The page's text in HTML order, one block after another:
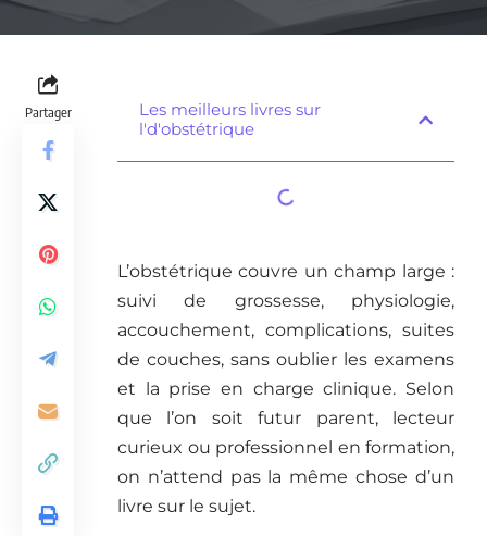
Partager
Les meilleurs livres sur
l'd'obstétrique
L’obstétrique couvre un champ large :
suivi de grossesse, physiologie,
accouchement, complications, suites
de couches, sans oublier les examens
et la prise en charge clinique. Selon
que l’on soit futur parent, lecteur
curieux ou professionnel en formation,
on n’attend pas la même chose d’un
livre sur le sujet.